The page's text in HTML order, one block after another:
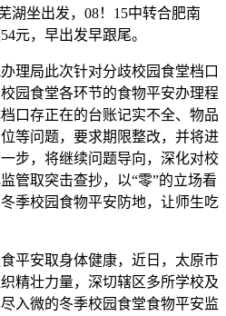
湖坐出发，08！15中转合肥南
元，早出发早跟尾。
局此次针对分歧校园食堂档口
园食堂各环节的食物平安办理程
口存正在的台账记实不全、物品
等问题，要求期限整改，并将进
步，将继续问题导向，深化对校
管取突击查抄，以“零”的立场看
季校园食物平安防地，让师生吃
安取身体健康，近日，太原市
精壮力量，深切辖区多所学校及
入微的冬季校园食堂食物平安监